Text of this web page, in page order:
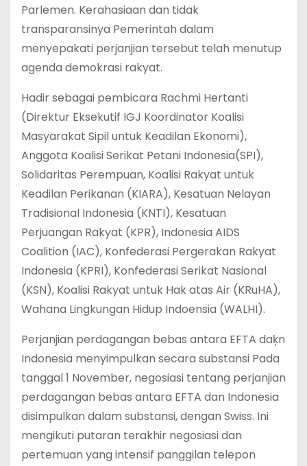
Parlemen. Kerahasiaan dan tidak
transparansinya Pemerintah dalam
menyepakati perjanjian tersebut telah menutup
agenda demokrasi rakyat.
Hadir sebagai pembicara Rachmi Hertanti
(Direktur Eksekutif IGJ Koordinator Koalisi
Masyarakat Sipil untuk Keadilan Ekonomi),
Anggota Koalisi Serikat Petani Indonesia(SPI),
Solidaritas Perempuan, Koalisi Rakyat untuk
Keadilan Perikanan (KIARA), Kesatuan Nelayan
Tradisional Indonesia (KNTI), Kesatuan
Perjuangan Rakyat (KPR), Indonesia AIDS
Coalition (IAC), Konfederasi Pergerakan Rakyat
Indonesia (KPRI), Konfederasi Serikat Nasional
(KSN), Koalisi Rakyat untuk Hak atas Air (KRuHA),
Wahana Lingkungan Hidup Indoensia (WALHI).
Perjanjian perdagangan bebas antara EFTA daķn
Indonesia menyimpulkan secara substansi Pada
tanggal 1 November, negosiasi tentang perjanjian
perdagangan bebas antara EFTA dan Indonesia
disimpulkan dalam substansi, dengan Swiss. Ini
mengikuti putaran terakhir negosiasi dan
pertemuan yang intensif panggilan telepon